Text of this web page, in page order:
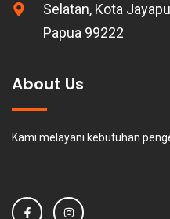
Selatan, Kota
Papua 99222
About Us
Kami melayani kebutuhan